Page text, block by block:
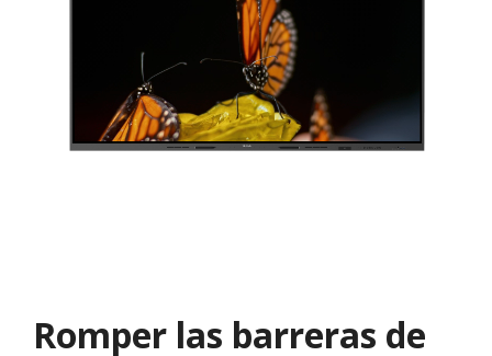
Romper las barreras de